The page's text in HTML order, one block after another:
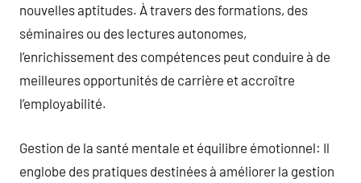
nouvelles aptitudes. À travers des formations, des
séminaires ou des lectures autonomes,
l’enrichissement des compétences peut conduire à de
meilleures opportunités de carrière et accroître
l’employabilité.
Gestion de la santé mentale et équilibre émotionnel: Il
englobe des pratiques destinées à améliorer la gestion